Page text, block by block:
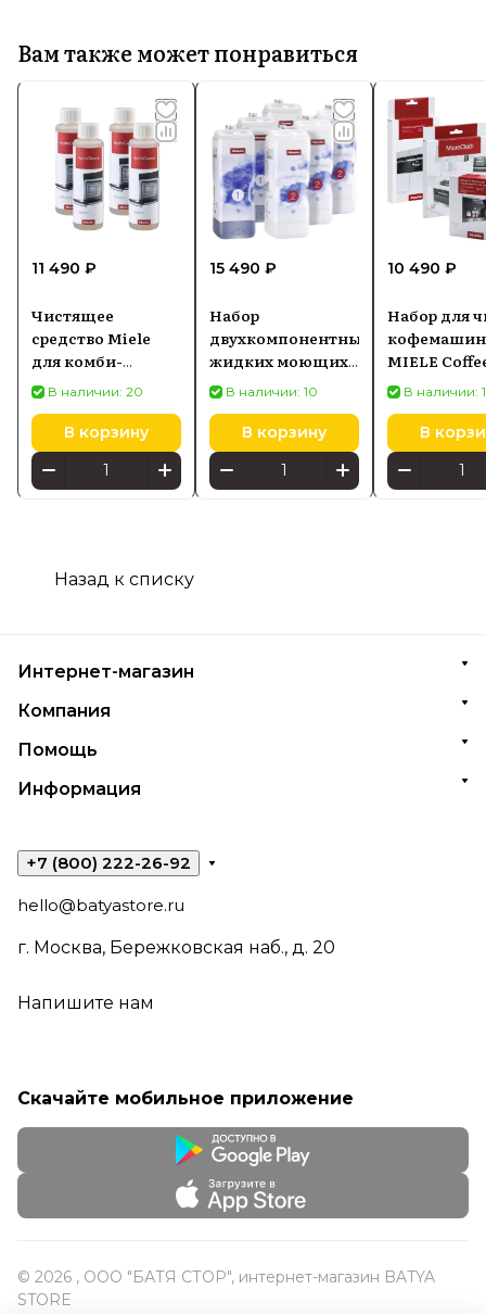
Вам также может понравиться
11 490 ₽
Чистящее
средство Miele
для комби-
пароварок
HydroCleaner. 4
бутылки
В наличии: 20
В корзину
15 490 ₽
Набор
двухкомпонентных
жидких моющих
средств Miele
UltraPhase 1 & 2 (6
шт)
В наличии: 10
В корзину
10 490 ₽
Набор для
MIELE
12122930
В наличии:
В
Назад к списку
Интернет-магазин
Компания
Помощь
Информация
+7 (800) 222-26-92
hello@batyastore.ru
г. Москва, Бережковская наб., д. 20
Напишите нам
Скачайте мобильное приложение
© 2026 , ООО "БАТЯ СТОР", интернет-магазин BATYA
STORE